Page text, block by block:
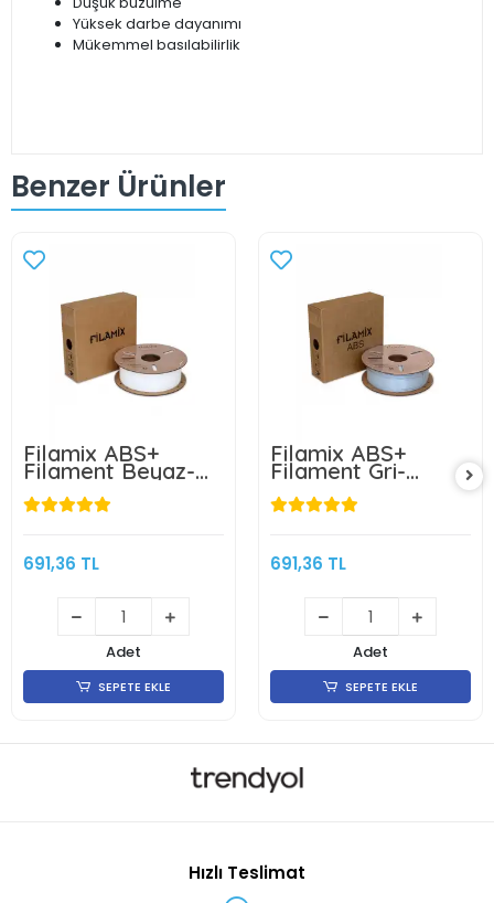
Yüksek darbe dayanımı
Mükemmel basılabilirlik
Benzer Ürünler
Filamix ABS+
Filament Beyaz-
1.75mm-1 kg
691,36 TL
Adet
SEPETE EKLE
Filamix ABS+
Filament Gri-
1.75mm-1 kg
691,36 TL
Adet
SEPETE EKLE
Hızlı Teslimat